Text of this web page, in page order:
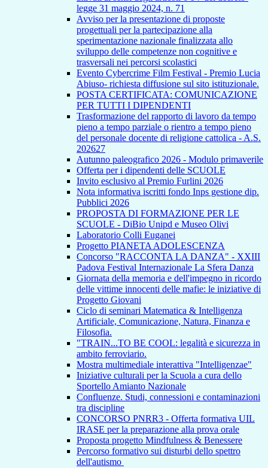
legge 31 maggio 2024, n. 71
Avviso per la presentazione di proposte
progettuali per la partecipazione alla
sperimentazione nazionale finalizzata allo
sviluppo delle competenze non cognitive e
trasversali nei percorsi scolastici
Evento Cybercrime Film Festival - Premio Lucia
Abiuso- richiesta diffusione sul sito istituzionale.
POSTA CERTIFICATA: COMUNICAZIONE
PER TUTTI I DIPENDENTI
Trasformazione del rapporto di lavoro da tempo
pieno a tempo parziale o rientro a tempo pieno
del personale docente di religione cattolica - A.S.
202627
Autunno paleografico 2026 - Modulo primaverile
Offerta per i dipendenti delle SCUOLE
Invito esclusivo al Premio Furlini 2026
Nota informativa iscritti fondo Inps gestione dip.
Pubblici 2026
PROPOSTA DI FORMAZIONE PER LE
SCUOLE - DiBio Unipd e Museo Olivi
Laboratorio Colli Euganei
Progetto PIANETA ADOLESCENZA
Concorso "RACCONTA LA DANZA" - XXIII
Padova Festival Internazionale La Sfera Danza
Giornata della memoria e dell'impegno in ricordo
delle vittime innocenti delle mafie: le iniziative di
Progetto Giovani
Ciclo di seminari Matematica & Intelligenza
Artificiale, Comunicazione, Natura, Finanza e
Filosofia.
"TRAIN...TO BE COOL: legalità e sicurezza in
ambito ferroviario.
Mostra multimediale interattiva "Intelligenzae"
Iniziative culturali per la Scuola a cura dello
Sportello Amianto Nazionale
Confluenze. Studi, connessioni e contaminazioni
tra discipline
CONCORSO PNRR3 - Offerta formativa UIL
IRASE per la preparazione alla prova orale
Proposta progetto Mindfulness & Benessere
Percorso formativo sui disturbi dello spettro
dell'autismo